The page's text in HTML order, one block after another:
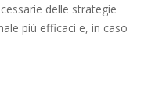
delle strategie
più efficaci e, in caso